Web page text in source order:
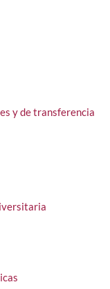
y de transferencia